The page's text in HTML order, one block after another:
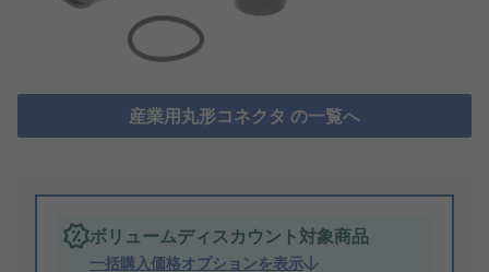
産業用丸形コネクタ の一覧へ
ボリュームディスカウント対象商品
一括購入価格オプションを表示